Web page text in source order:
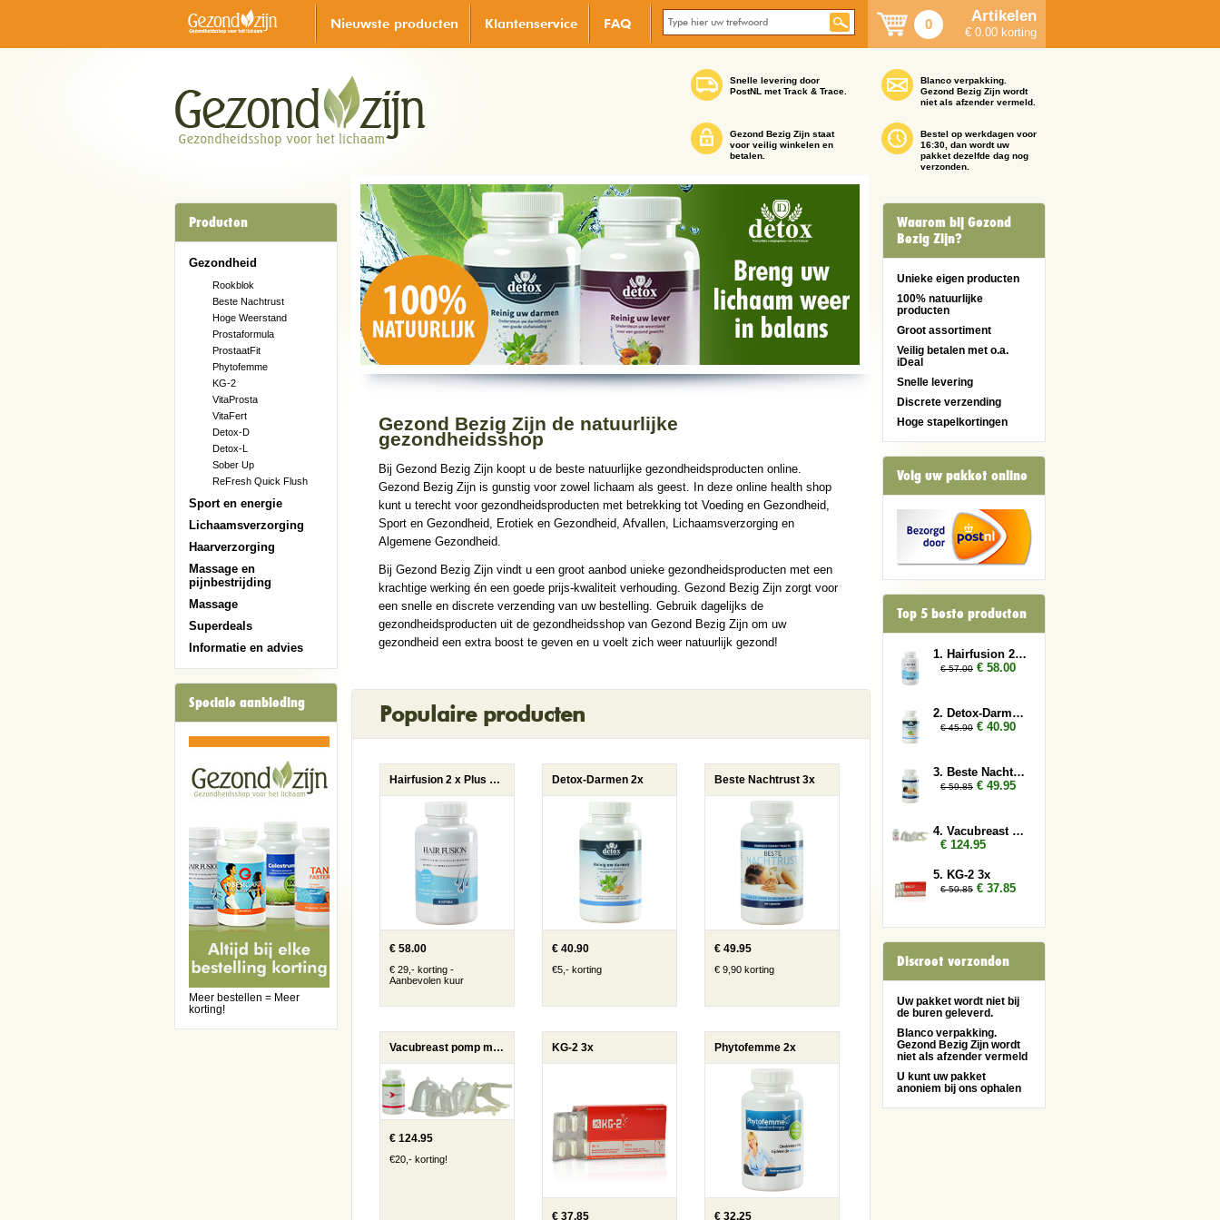
Nieuwste producten Klantenservice FAQ 0 Artikelen
€ 0.00 korting
Snelle levering door
PostNL met Track & Trace.
Gezond Bezig Zijn staat
voor veilig winkelen en
betalen.
Blanco verpakking.
Gezond Bezig Zijn wordt
niet als afzender vermeld.
Bestel op werkdagen voor
16:30, dan wordt uw
pakket dezelfde dag nog
verzonden.
Producten
Gezondheid
Rookblok
Beste Nachtrust
Hoge Weerstand
Prostaformula
ProstaatFit
Phytofemme
KG-2
VitaProsta
VitaFert
Detox-D
Detox-L
Sober Up
ReFresh Quick Flush
Sport en energie
Lichaamsverzorging
Haarverzorging
Massage en
pijnbestrijding
Massage
Superdeals
Informatie en advies
Speciale aanbieding
Meer bestellen = Meer
korting!
Gezond Bezig Zijn de natuurlijke
gezondheidsshop
Bij Gezond Bezig Zijn koopt u de beste natuurlijke gezondheidsproducten online.
Gezond Bezig Zijn is gunstig voor zowel lichaam als geest. In deze online health shop
kunt u terecht voor gezondheidsproducten met betrekking tot Voeding en Gezondheid,
Sport en Gezondheid, Erotiek en Gezondheid, Afvallen, Lichaamsverzorging en
Algemene Gezondheid.
Bij Gezond Bezig Zijn vindt u een groot aanbod unieke gezondheidsproducten met een
krachtige werking én een goede prijs-kwaliteit verhouding. Gezond Bezig Zijn zorgt voor
een snelle en discrete verzending van uw bestelling. Gebruik dagelijks de
gezondheidsproducten uit de gezondheidsshop van Gezond Bezig Zijn om uw
gezondheid een extra boost te geven en u voelt zich weer natuurlijk gezond!
Populaire producten
Hairfusion 2 x Plus 1 gratis
€ 58.00
€ 29,- korting -
Aanbevolen kuur
Detox-Darmen 2x
€ 40.90
€5,- korting
Beste Nachtrust 3x
€ 49.95
€ 9,90 korting
Vacubreast pomp met 1 pot
€ 124.95
€20,- korting!
KG-2 3x
€ 37.85
Phytofemme 2x
€ 32.25
Waarom bij Gezond
Bezig Zijn?
Unieke eigen producten
100% natuurlijke
producten
Groot assortiment
Veilig betalen met o.a.
iDeal
Snelle levering
Discrete verzending
Hoge stapelkortingen
Volg uw pakket online
Top 5 beste producten
1. Hairfusion 2 x Plus 1 gratis
€ 57.00 € 58.00
2. Detox-Darmen 2x
€ 45.90 € 40.90
3. Beste Nachtrust 3x
€ 59.85 € 49.95
4. Vacubreast pomp met 1 pot
€ 124.95
5. KG-2 3x
€ 50.85 € 37.85
Discreet verzonden
Uw pakket wordt niet bij
de buren geleverd.
Blanco verpakking.
Gezond Bezig Zijn wordt
niet als afzender vermeld
U kunt uw pakket
anoniem bij ons ophalen